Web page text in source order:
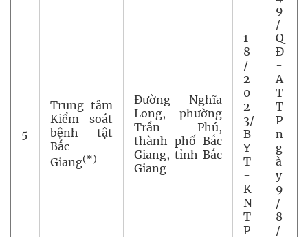
5
Trung tâm
Kiểm soát
bệnh tật
Bắc
Giang(*)
Đường Nghĩa
Long, phường
Trần Phú,
thành phố Bắc
Giang, tỉnh Bắc
Giang
1
8
/
2
0
2
3/
B
Y
T
-
K
N
T
P
9
/
Q
Đ
-
A
T
T
P
n
g
à
y
9
/
8
/